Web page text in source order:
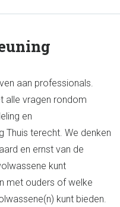
aan professionals.
alle vragen rondom
en
Thuis terecht. We denken
en ernst van de
kunt
met ouders of welke
kunt bieden.